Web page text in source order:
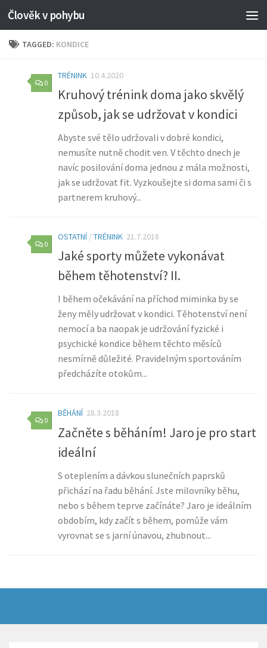
Člověk v pohybu
TAGGED: KONDICE
0
TRÉNINK 10.4.2020
Kruhový trénink doma jako skvělý
způsob, jak se udržovat v kondici
Abyste své tělo udržovali v dobré kondici,
nemusíte nutně chodit ven. V těchto dnech je
navíc posilování doma jednou z mála možnosti,
jak se udržovat fit. Vyzkoušejte si doma sami či s
partnerem kruhový...
0
OSTATNÍ /TRÉNINK 21.7.2018
Jaké sporty můžete vykonávat
během těhotenství? II.
I během očekávání na příchod miminka by se
ženy měly udržovat v kondici. Těhotenství není
nemocí a ba naopak je udržování fyzické i
psychické kondice během těchto měsíců
nesmírně důležité. Pravidelným sportováním
předcházíte otokům...
0
BĚHÁNÍ 28.3.2018
Začněte s běháním! Jaro je pro start
ideální
S oteplením a dávkou slunečních paprsků
přichází na řadu běhání. Jste milovníky běhu,
nebo s během teprve začínáte? Jaro je ideálním
obdobím, kdy začít s během, pomůže vám
vyrovnat se s jarní únavou, zhubnout...